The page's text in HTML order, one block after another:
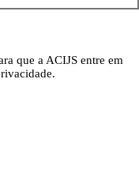
que a ACIJS entre em